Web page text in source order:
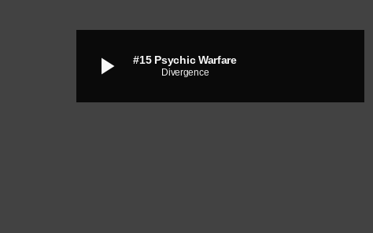
play_arrow #15 Psychic Warfare
Divergence